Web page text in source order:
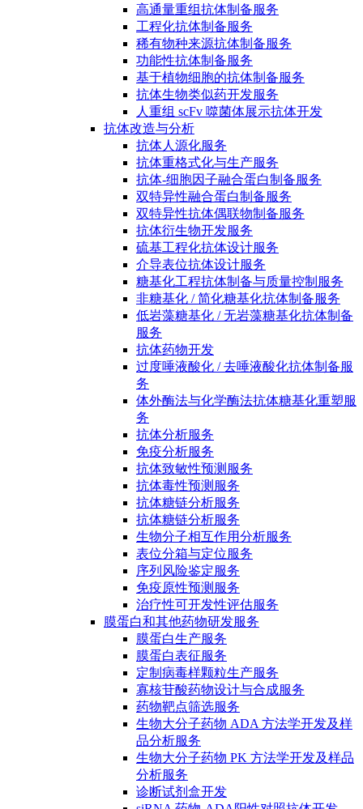
高通量重组抗体制备服务
工程化抗体制备服务
稀有物种来源抗体制备服务
功能性抗体制备服务
基于植物细胞的抗体制备服务
抗体生物类似药开发服务
人重组 scFv 噬菌体展示抗体开发
抗体改造与分析
抗体人源化服务
抗体重格式化与生产服务
抗体-细胞因子融合蛋白制备服务
双特异性融合蛋白制备服务
双特异性抗体偶联物制备服务
抗体衍生物开发服务
硫基工程化抗体设计服务
介导表位抗体设计服务
糖基化工程抗体制备与质量控制服务
非糖基化 / 简化糖基化抗体制备服务
低岩藻糖基化 / 无岩藻糖基化抗体制备
服务
抗体药物开发
过度唾液酸化 / 去唾液酸化抗体制备服
务
体外酶法与化学酶法抗体糖基化重塑服
务
抗体分析服务
免疫分析服务
抗体致敏性预测服务
抗体毒性预测服务
抗体糖链分析服务
抗体糖链分析服务
生物分子相互作用分析服务
表位分箱与定位服务
序列风险鉴定服务
免疫原性预测服务
治疗性可开发性评估服务
膜蛋白和其他药物研发服务
膜蛋白生产服务
膜蛋白表征服务
定制病毒样颗粒生产服务
寡核苷酸药物设计与合成服务
药物靶点筛选服务
生物大分子药物 ADA 方法学开发及样
品分析服务
生物大分子药物 PK 方法学开发及样品
分析服务
诊断试剂盒开发